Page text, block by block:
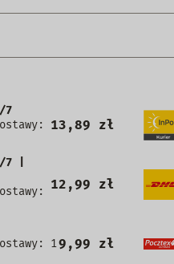
7
13,89 zł
7 |
12,99 zł
19,99 zł